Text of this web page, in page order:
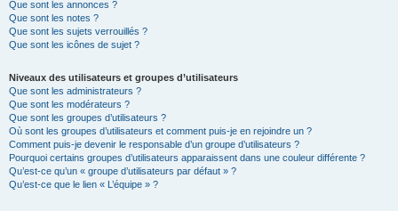
Que sont les annonces ?
Que sont les notes ?
Que sont les sujets verrouillés ?
Que sont les icônes de sujet ?
Niveaux des utilisateurs et groupes d’utilisateurs
Que sont les administrateurs ?
Que sont les modérateurs ?
Que sont les groupes d’utilisateurs ?
Où sont les groupes d’utilisateurs et comment puis-je en rejoindre un ?
Comment puis-je devenir le responsable d’un groupe d’utilisateurs ?
Pourquoi certains groupes d’utilisateurs apparaissent dans une couleur différente ?
Qu’est-ce qu’un « groupe d’utilisateurs par défaut » ?
Qu’est-ce que le lien « L’équipe » ?